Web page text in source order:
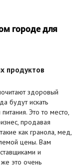
городе для
продуктов
здоровый
будут искать
Это то место,
продавая
как гранола, мед,
цены. Вам
и
же это очень